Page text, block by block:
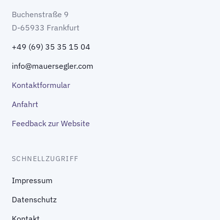
Buchenstraße 9
D-65933 Frankfurt
+49 (69) 35 35 15 04
info@mauersegler.com
Kontaktformular
Anfahrt
Feedback zur Website
SCHNELLZUGRIFF
Impressum
Datenschutz